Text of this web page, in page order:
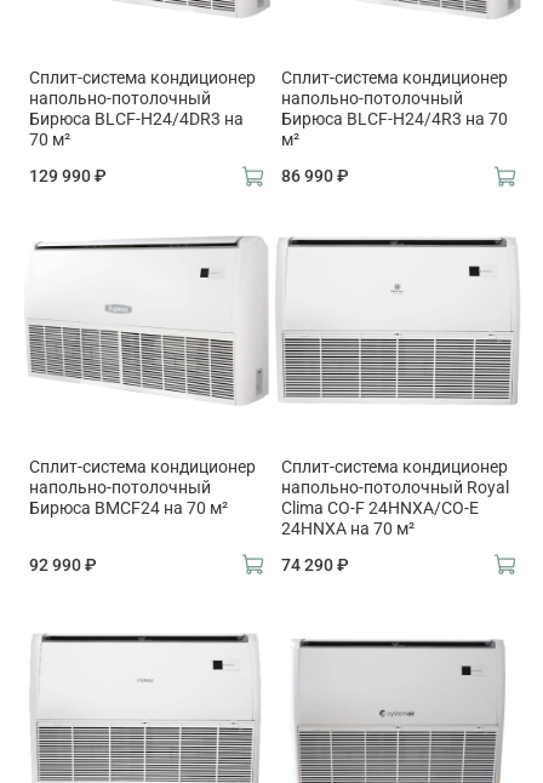
Сплит-система кондиционер
напольно-потолочный
Бирюса BLCF-H24/4DR3 на
70 м²
129 990 ₽
Сплит-система кондиционер
напольно-потолочный
Бирюса BLCF-H24/4R3 на 70
м²
86 990 ₽
Сплит-система кондиционер
напольно-потолочный
Бирюса BMCF24 на 70 м²
92 990 ₽
Сплит-система кондиционер
напольно-потолочный Royal
Clima CO-F 24HNXA/CO-E
24HNXA на 70 м²
74 290 ₽